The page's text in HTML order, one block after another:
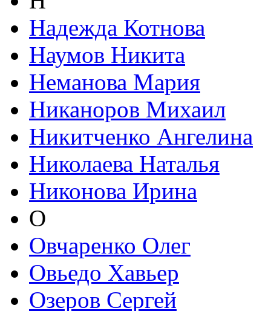
Надежда Котнова
Наумов Никита
Неманова Мария
Никаноров Михаил
Никитченко Ангелина
Николаева Наталья
Никонова Ирина
О
Овчаренко Олег
Овьедо Хавьер
Озеров Сергей